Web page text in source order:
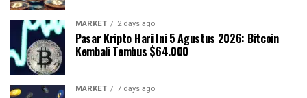
MARKET 2 days ago
Pasar Kripto Hari Ini 5 Agustus 2026: Bitcoin
Kembali Tembus $64.000
MARKET 7 days ago